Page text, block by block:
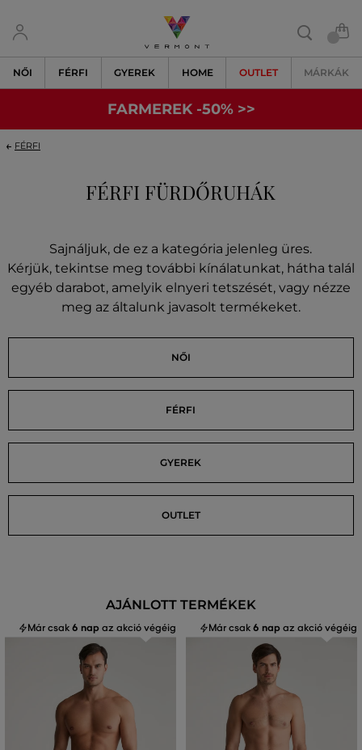
NŐI FÉRFI GYEREK HOME OUTLET MÁRKÁK
FARMEREK -50% >>
FÉRFI
FÉRFI FÜRDŐRUHÁK
Sajnáljuk, de ez a kategória jelenleg üres.
Kérjük, tekintse meg további kínálatunkat, hátha talál
egyéb darabot, amelyik elnyeri tetszését, vagy nézze
meg az általunk javasolt termékeket.
NŐI
FÉRFI
GYEREK
OUTLET
AJÁNLOTT TERMÉKEK
Már csak6 nap az akció végéig Már csak6 nap az akció végéig